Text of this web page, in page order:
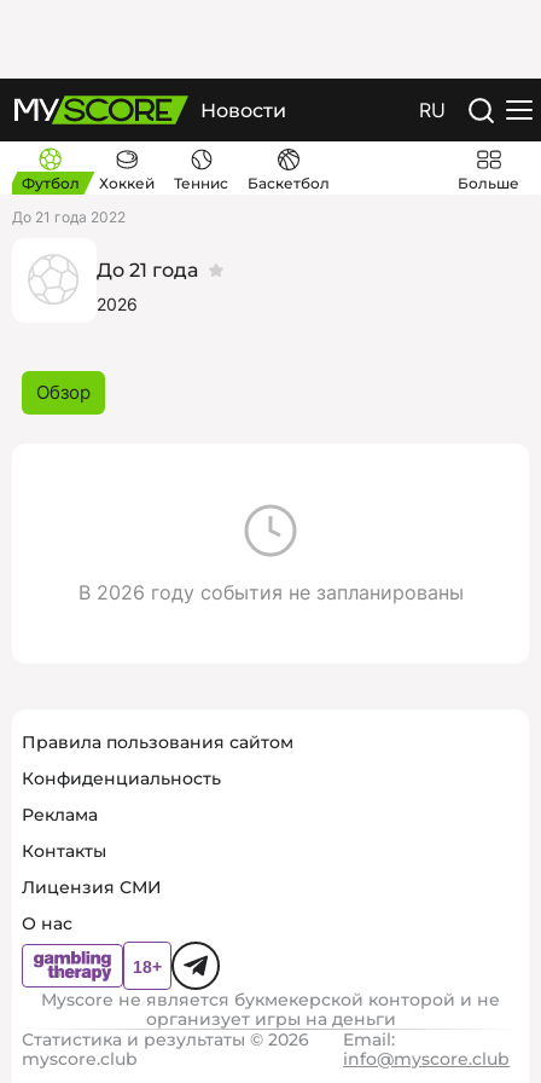
Новости RU
Футбол Хоккей Теннис Баскетбол
Больше
До 21 года 2022
До 21 года
2026
Обзор
В 2026 году события не запланированы
Правила пользования сайтом
Конфиденциальность
Реклама
Контакты
Лицензия СМИ
О нас
Myscore не является букмекерской конторой и не
организует игры на деньги
Статистика и результаты © 2026
myscore.club
Email:
info@myscore.club